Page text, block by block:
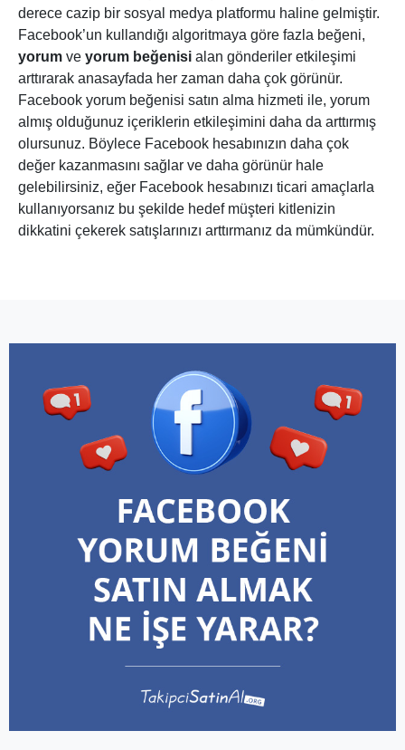
derece cazip bir sosyal medya platformu haline gelmiştir.
Facebook’un kullandığı algoritmaya göre fazla beğeni,
yorum ve yorum beğenisi alan gönderiler etkileşimi
arttırarak anasayfada her zaman daha çok görünür.
Facebook yorum beğenisi satın alma hizmeti ile, yorum
almış olduğunuz içeriklerin etkileşimini daha da arttırmış
olursunuz. Böylece Facebook hesabınızın daha çok
değer kazanmasını sağlar ve daha görünür hale
gelebilirsiniz, eğer Facebook hesabınızı ticari amaçlarla
kullanıyorsanız bu şekilde hedef müşteri kitlenizin
dikkatini çekerek satışlarınızı arttırmanız da mümkündür.